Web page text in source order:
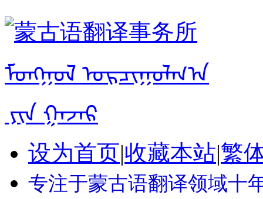
设为首页|收藏本站|繁
专注于蒙古语翻译领域十